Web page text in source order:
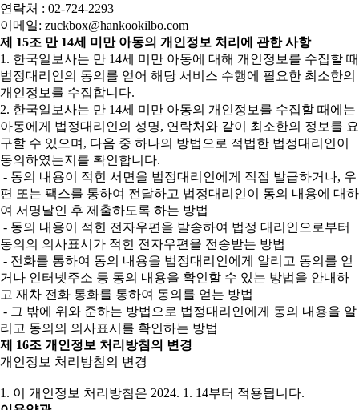
연락처 : 02-724-2293
이메일: zuckbox@hankookilbo.com
제 15조 만 14세 미만 아동의 개인정보 처리에 관한 사항
1. 한국일보사는 만 14세 미만 아동에 대해 개인정보를 수집할 때
법정대리인의 동의를 얻어 해당 서비스 수행에 필요한 최소한의
개인정보를 수집합니다.
2. 한국일보사는 만 14세 미만 아동의 개인정보를 수집할 때에는
아동에게 법정대리인의 성명, 연락처와 같이 최소한의 정보를 요
구할 수 있으며, 다음 중 하나의 방법으로 적법한 법정대리인이
동의하였는지를 확인합니다.
- 동의 내용이 적힌 서면을 법정대리인에게 직접 발급하거나, 우
편 또는 팩스를 통하여 전달하고 법정대리인이 동의 내용에 대하
여 서명날인 후 제출하도록 하는 방법
- 동의 내용이 적힌 전자우편을 발송하여 법정 대리인으로부터
동의의 의사표시가 적힌 전자우편을 전송받는 방법
- 전화를 통하여 동의 내용을 법정대리인에게 알리고 동의를 얻
거나 인터넷주소 등 동의 내용을 확인할 수 있는 방법을 안내하
고 재차 전화 통화를 통하여 동의를 얻는 방법
- 그 밖에 위와 준하는 방법으로 법정대리인에게 동의 내용을 알
리고 동의의 의사표시를 확인하는 방법
제 16조 개인정보 처리방침의 변경
개인정보 처리방침의 변경
1. 이 개인정보 처리방침은 2024. 1. 14부터 적용됩니다.